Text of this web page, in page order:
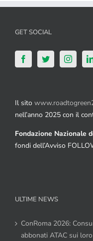
GET SOCIAL
Il sito
nell’anno 2025 con il
Fondazione Nazionale
fondi dell’Avviso
ULTIME NEWS
ConRoma 2026:
abbonati ATAC sui